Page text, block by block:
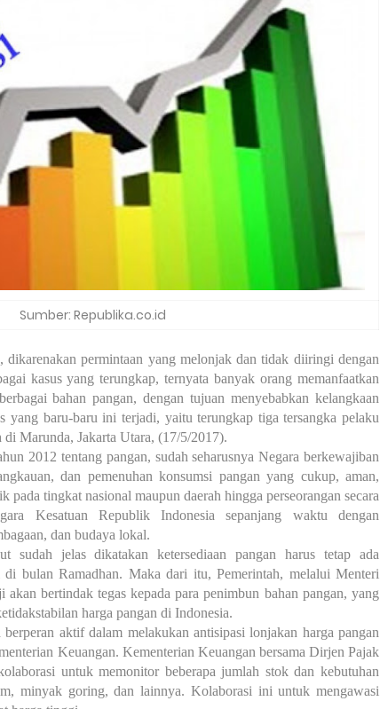
Sumber: Republika.co.id
dikarenakan permintaan yang melonjak dan tidak diiringi dengan
kasus yang terungkap, ternyata banyak orang memanfaatkan
bahan pangan, dengan tujuan menyebabkan kelangkaan
yang baru-baru ini terjadi, yaitu terungkap tiga tersangka pelaku
Marunda, Jakarta Utara, (17/5/2017).
2012 tentang pangan, sudah seharusnya Negara berkewajiban
dan pemenuhan konsumsi pangan yang cukup, aman,
pada tingkat nasional maupun daerah hingga perseorangan secara
Kesatuan Republik Indonesia sepanjang waktu dengan
dan budaya lokal.
sudah jelas dikatakan ketersediaan pangan harus tetap ada
bulan Ramadhan. Maka dari itu, Pemerintah, melalui Menteri
bertindak tegas kepada para penimbun bahan pangan, yang
harga pangan di Indonesia.
aktif dalam melakukan antisipasi lonjakan harga pangan
Keuangan. Kementerian Keuangan bersama Dirjen Pajak
untuk memonitor beberapa jumlah stok dan kebutuhan
minyak goring, dan lainnya. Kolaborasi ini untuk mengawasi